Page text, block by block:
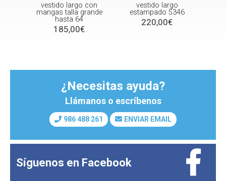
talla grande
vestido largo
estampado 5346
220,00€
Vestido madrina Rose
445,00€
¿Necesitas ayuda?
Llámanos o escríbenos
986 488 261 ENVIAR EMAIL
Síguenos en Facebook